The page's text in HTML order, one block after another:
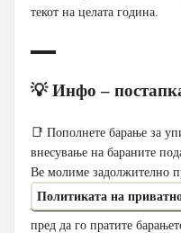
текот на целата година.
▬▬
💡 Инфо –
📑 Пополнете барање за
внесување на бараните
Ве молиме задолжително
Политиката на
пред да го пратите